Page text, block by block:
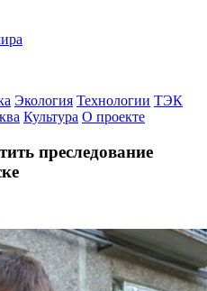
Экология Технологии ТЭК
Культура О проекте
преследование